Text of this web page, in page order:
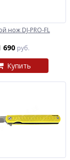
нож DJ-PRO-FL
690 руб.
Купить